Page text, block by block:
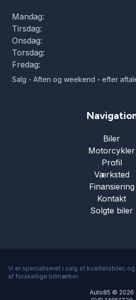
Mandag:
Tirsdag:
Onsdag:
Torsdag:
Fredag:
Salg - Aften og weekend - efter
Biler
Motorcykler
Profil
Værksted
Finansiering
Kontakt
Solgte biler
Vi er specialiseret i salg af kvalitetsbiler,
af forskellige bilmærker.
Auto85 © 2026